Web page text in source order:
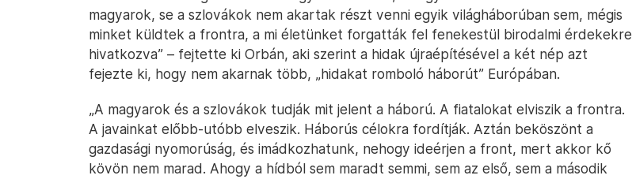
magyarok, se a szlovákok nem akartak részt venni egyik világháborúban sem, mégis
minket küldtek a frontra, a mi életünket forgatták fel fenekestül birodalmi érdekekre
hivatkozva” – fejtette ki Orbán, aki szerint a hidak újraépítésével a két nép azt
fejezte ki, hogy nem akarnak több, „hidakat romboló háborút” Európában.
„A magyarok és a szlovákok tudják mit jelent a háború. A fiatalokat elviszik a frontra.
A javainkat előbb-utóbb elveszik. Háborús célokra fordítják. Aztán beköszönt a
gazdasági nyomorúság, és imádkozhatunk, nehogy ideérjen a front, mert akkor kő
kövön nem marad. Ahogy a hídból sem maradt semmi, sem az első, sem a második